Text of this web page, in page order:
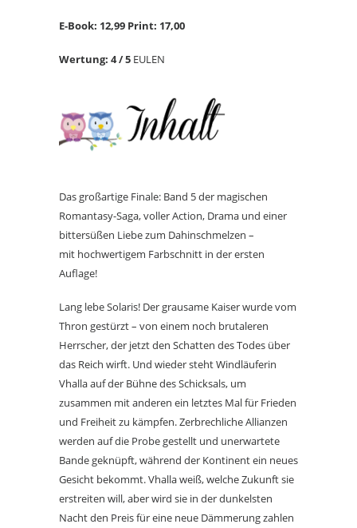
E-Book: 12,99 Print: 17,00
Wertung: 4 / 5 EULEN
Das großartige Finale: Band 5 der magischen
Romantasy-Saga, voller Action, Drama und einer
bittersüßen Liebe zum Dahinschmelzen –
mit hochwertigem Farbschnitt in der ersten
Auflage!
Lang lebe Solaris! Der grausame Kaiser wurde vom
Thron gestürzt – von einem noch brutaleren
Herrscher, der jetzt den Schatten des Todes über
das Reich wirft. Und wieder steht Windläuferin
Vhalla auf der Bühne des Schicksals, um
zusammen mit anderen ein letztes Mal für Frieden
und Freiheit zu kämpfen. Zerbrechliche Allianzen
werden auf die Probe gestellt und unerwartete
Bande geknüpft, während der Kontinent ein neues
Gesicht bekommt. Vhalla weiß, welche Zukunft sie
erstreiten will, aber wird sie in der dunkelsten
Nacht den Preis für eine neue Dämmerung zahlen